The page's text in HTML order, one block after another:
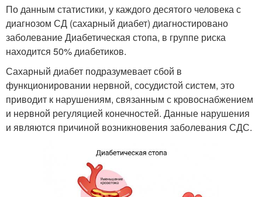
По данным статистики, у каждого десятого человека с
диагнозом СД (сахарный диабет) диагностировано
заболевание Диабетическая стопа, в группе риска
находится 50% диабетиков.
Сахарный диабет подразумевает сбой в
функционировании нервной, сосудистой систем, это
приводит к нарушениям, связанным с кровоснабжением
и нервной регуляцией конечностей. Данные нарушения
и являются причиной возникновения заболевания СДС.